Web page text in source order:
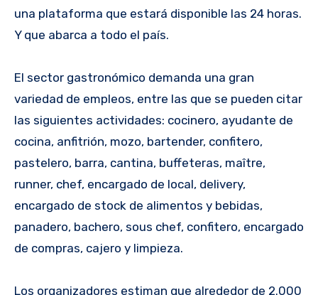
una plataforma que estará disponible las 24 horas.
Y que abarca a todo el país.
El sector gastronómico demanda una gran
variedad de empleos, entre las que se pueden citar
las siguientes actividades: cocinero, ayudante de
cocina, anfitrión, mozo, bartender, confitero,
pastelero, barra, cantina, buffeteras, maître,
runner, chef, encargado de local, delivery,
encargado de stock de alimentos y bebidas,
panadero, bachero, sous chef, confitero, encargado
de compras, cajero y limpieza.
Los organizadores estiman que alrededor de 2.000